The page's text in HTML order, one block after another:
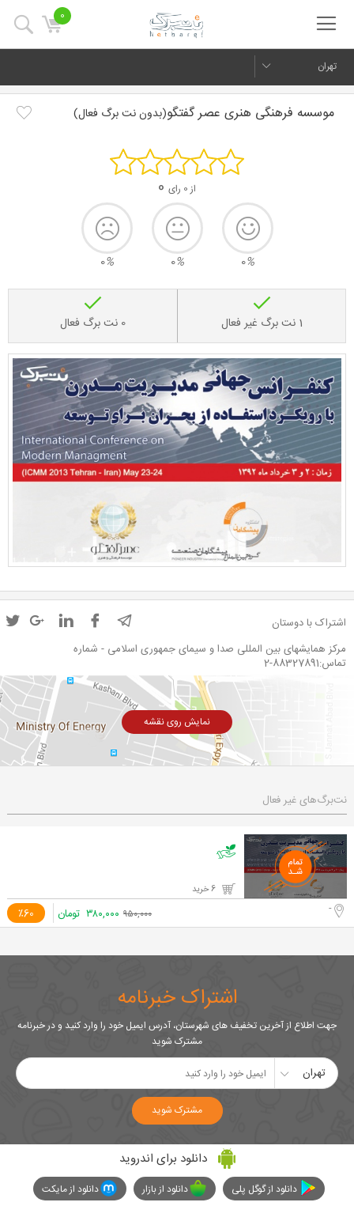
0
تهران
موسسه فرهنگی هنری عصر گفتگو(بدون نت برگ فعال)
از 0 رای 0
0%
0%
0%
1 نت برگ غیر فعال 0 نت برگ فعال
اشتراک با دوستان
مرکز همایشهای بین المللی صدا و سیمای جمهوری اسلامی - شماره
تماس:88327891-2
نمایش روی نقشه
نت‌برگ‌های غیر فعال
٪60 - ۹۵۰,۰۰۰ ۳۸۰,۰۰۰ تومان
اشتراک خبرنامه
جهت اطلاع از آخرین تخفیف های شهرستان، آدرس ایمیل خود را وارد کنید و در خبرنامه
مشترک شوید
تهران
مشترک شوید
دانلود برای اندروید
دانلود از گوگل پلی دانلود از بازار دانلود از مایکت